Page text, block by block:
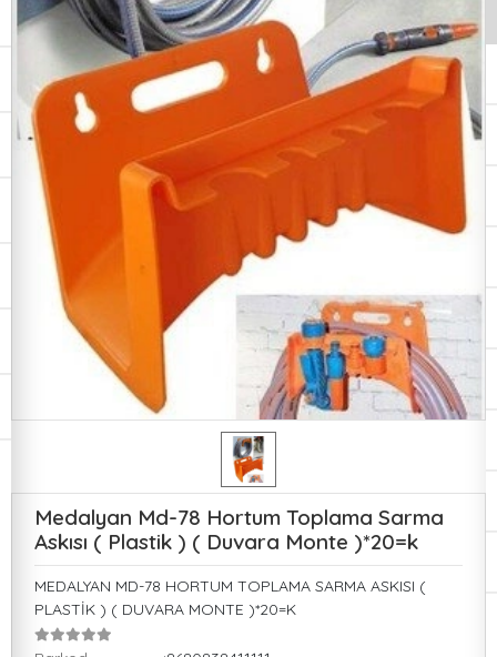
Medalyan Md-78 Hortum Toplama Sarma
Askısı ( Plastik ) ( Duvara Monte )*20=k
MEDALYAN MD-78 HORTUM TOPLAMA SARMA ASKISI (
PLASTİK ) ( DUVARA MONTE )*20=K